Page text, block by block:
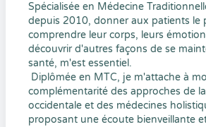
Spécialisée en Médecine
depuis 2010, donner aux patients le
comprendre leur corps, leurs
découvrir d'autres façons de se
santé, m'est essentiel.
Diplômée en MTC, je m'attache à
complémentarité des approches de
occidentale et des médecines
proposant une écoute bienveillante